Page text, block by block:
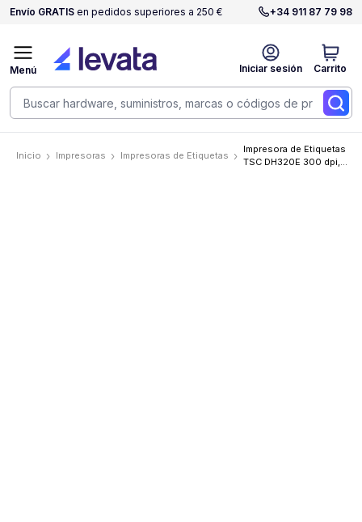
Envío GRATIS en pedidos superiores a 250 € +34 911 87 79 98
Iniciar sesión Carrito
Menú
Inicio Impresoras Impresoras de Etiquetas
Impresora de Etiquetas
TSC DH320E 300 dpi,